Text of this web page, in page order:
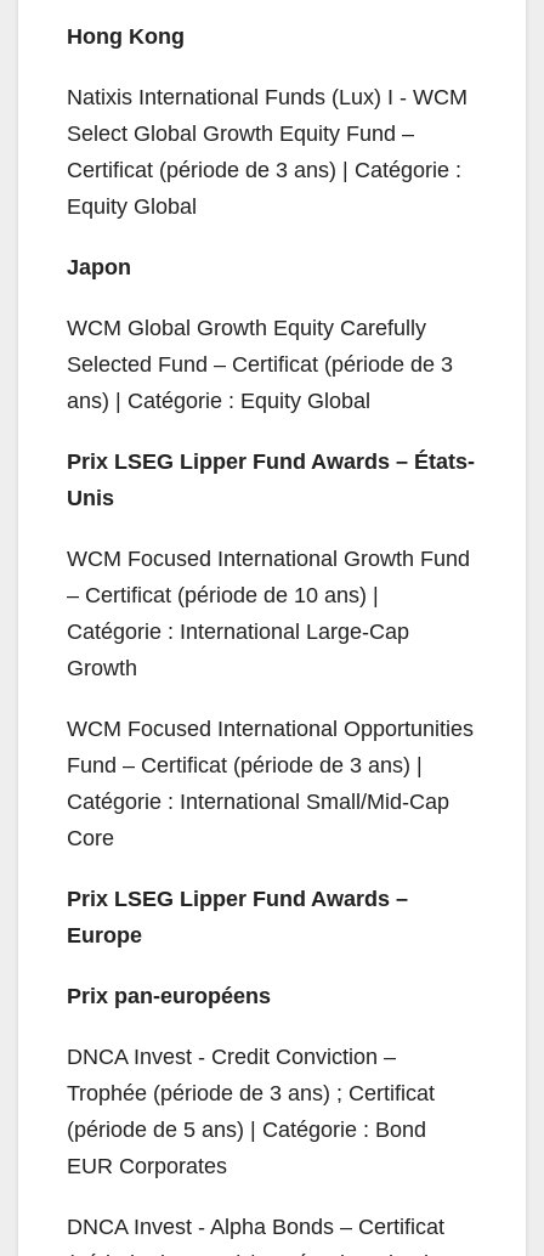
Hong Kong
Natixis International Funds (Lux) I - WCM
Select Global Growth Equity Fund –
Certificat (période de 3 ans) | Catégorie :
Equity Global
Japon
WCM Global Growth Equity Carefully
Selected Fund – Certificat (période de 3
ans) | Catégorie : Equity Global
Prix LSEG Lipper Fund Awards – États-
Unis
WCM Focused International Growth Fund
– Certificat (période de 10 ans) |
Catégorie : International Large-Cap
Growth
WCM Focused International Opportunities
Fund – Certificat (période de 3 ans) |
Catégorie : International Small/Mid-Cap
Core
Prix LSEG Lipper Fund Awards –
Europe
Prix pan-européens
DNCA Invest - Credit Conviction –
Trophée (période de 3 ans) ; Certificat
(période de 5 ans) | Catégorie : Bond
EUR Corporates
DNCA Invest - Alpha Bonds – Certificat